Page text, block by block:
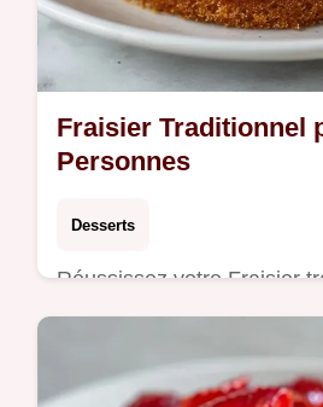
Fraisier Traditionnel
Personnes
Desserts
Réussissez votre Fraisier
cette recette fraisier crème
Inclus : un tableau de
températures. Prêt en 8h